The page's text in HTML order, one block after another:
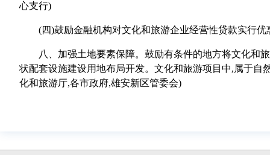
心支行)
(四)鼓励金融机构对文化和旅游企业经营性贷款实行优
八、加强土地要素保障。鼓励有条件的地方将文化和旅
状配套设施建设用地布局开发。文化和旅游项目中,属于
化和旅游厅,各市政府,雄安新区管委会)